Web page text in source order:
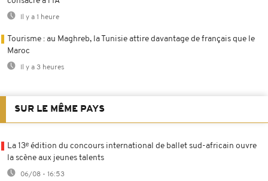
Il y a 1 heure
Tourisme : au Maghreb, la Tunisie attire davantage de français que le
Maroc
Il y a 3 heures
SUR LE MÊME PAYS
La 13ᵉ édition du concours international de ballet sud-africain ouvre
la scène aux jeunes talents
06/08 - 16:53